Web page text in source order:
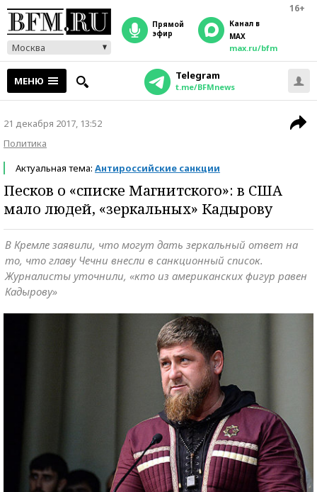
16+
Москва
прямой
эфир
Канал в
MAX
max.ru/bfm
МЕНЮ Telegram
t.me/BFMnews
21 декабря 2017, 13:52
Политика
Актуальная тема: Антироссийские санкции
Песков о «списке Магнитского»: в США
мало людей, «зеркальных» Кадырову
В Кремле заявили, что могут дать зеркальный ответ на
то, что главу Чечни внесли в санкционный список.
Журналисты уточнили, «кто из американских фигур равен
Кадырову»